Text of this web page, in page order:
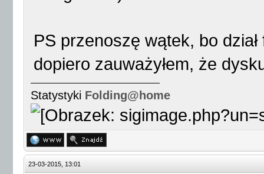
PS przenoszę wątek, bo
dopiero zauważyłem, że
Statystyki Folding@home
23-03-2015, 13:01